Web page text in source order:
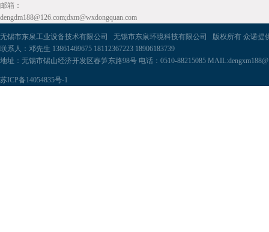
邮箱：
dengdm188@126.com;dxm@wxdongquan.com
无锡市东泉工业设备技术有限公司 无锡市东泉环境科技有限公司 版权所有 众诺提
联系人：邓先生 13861469675 18112367223 18906183739
地址：无锡市锡山经济开发区春笋东路98号 电话：0510-88215085
苏ICP备14054835号-1